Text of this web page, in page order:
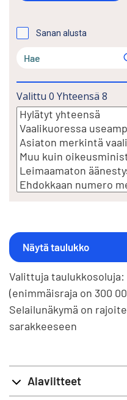
Sanan alusta
Valittu 0 Yhteensä 8
Valittuja taulukkosoluja:
(enimmäisraja on 300
Selailunäkymä on
sarakkeeseen
Alaviitteet